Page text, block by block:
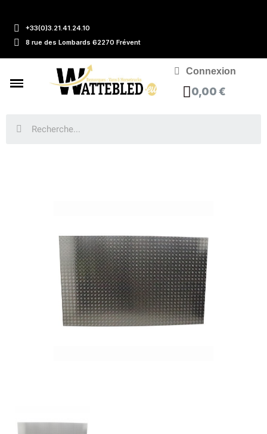
+33(0)3.21.41.24.10
8 rue des Lombards 62270 Frévent
Connexion
0,00 €